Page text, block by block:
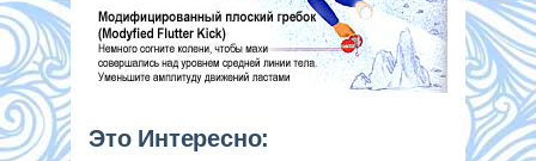
Это Интересно: